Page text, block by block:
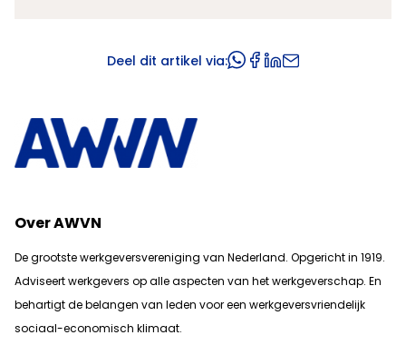
Deel dit artikel via:
Over AWVN
De grootste werkgeversvereniging van Nederland. Opgericht in 1919.
Adviseert werkgevers op alle aspecten van het werkgeverschap. En
behartigt de belangen van leden voor een werkgeversvriendelijk
sociaal-economisch klimaat.